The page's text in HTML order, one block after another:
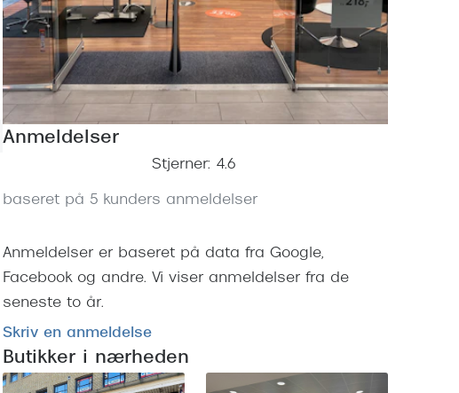
Firkantede solbriller
Sorte solbriller
Brune solbriller
Anmeldelser
Stjerner: 4.6
baseret på 5 kunders anmeldelser
Anmeldelser er baseret på data fra Google,
Facebook og andre. Vi viser anmeldelser fra de
seneste to år.
Skriv en anmeldelse
Butikker i nærheden